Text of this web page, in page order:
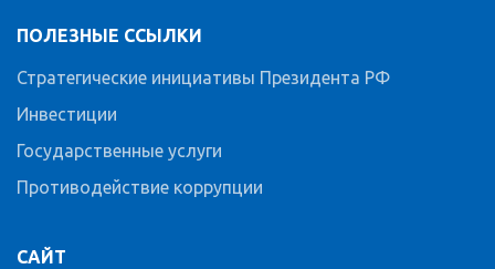
ПОЛЕЗНЫЕ ССЫЛКИ
Стратегические инициативы Президента РФ
Инвестиции
Государственные услуги
Противодействие коррупции
САЙТ